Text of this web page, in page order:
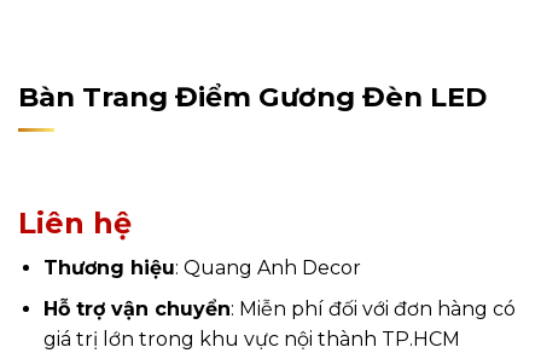
Bàn Trang Điểm Gương Đèn LED
Liên hệ
Thương hiệu: Quang Anh Decor
Hỗ trợ vận chuyển: Miễn phí đối với đơn hàng có
giá trị lớn trong khu vực nội thành TP.HCM